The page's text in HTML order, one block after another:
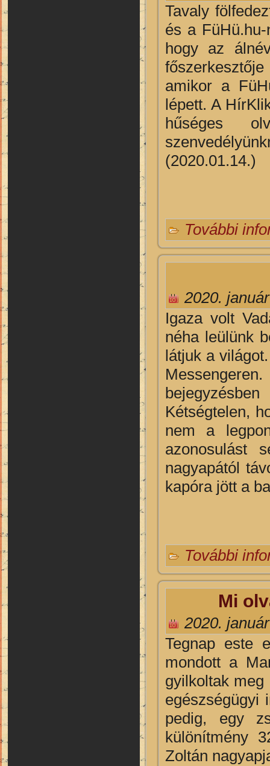
Tavaly
és a
hogy az
amikor a
lépett. A
hűséges
(2020.01.14.)
További
2020.
Igaza volt
néha leülünk
látjuk a
Kétségtelen,
nem a
azonosulást
nagyapától
kapóra jött a
További
Mi
2020.
Tegnap este
mondott a
gyilkoltak
egészségügyi
pedig, egy
különítmény
Zoltán